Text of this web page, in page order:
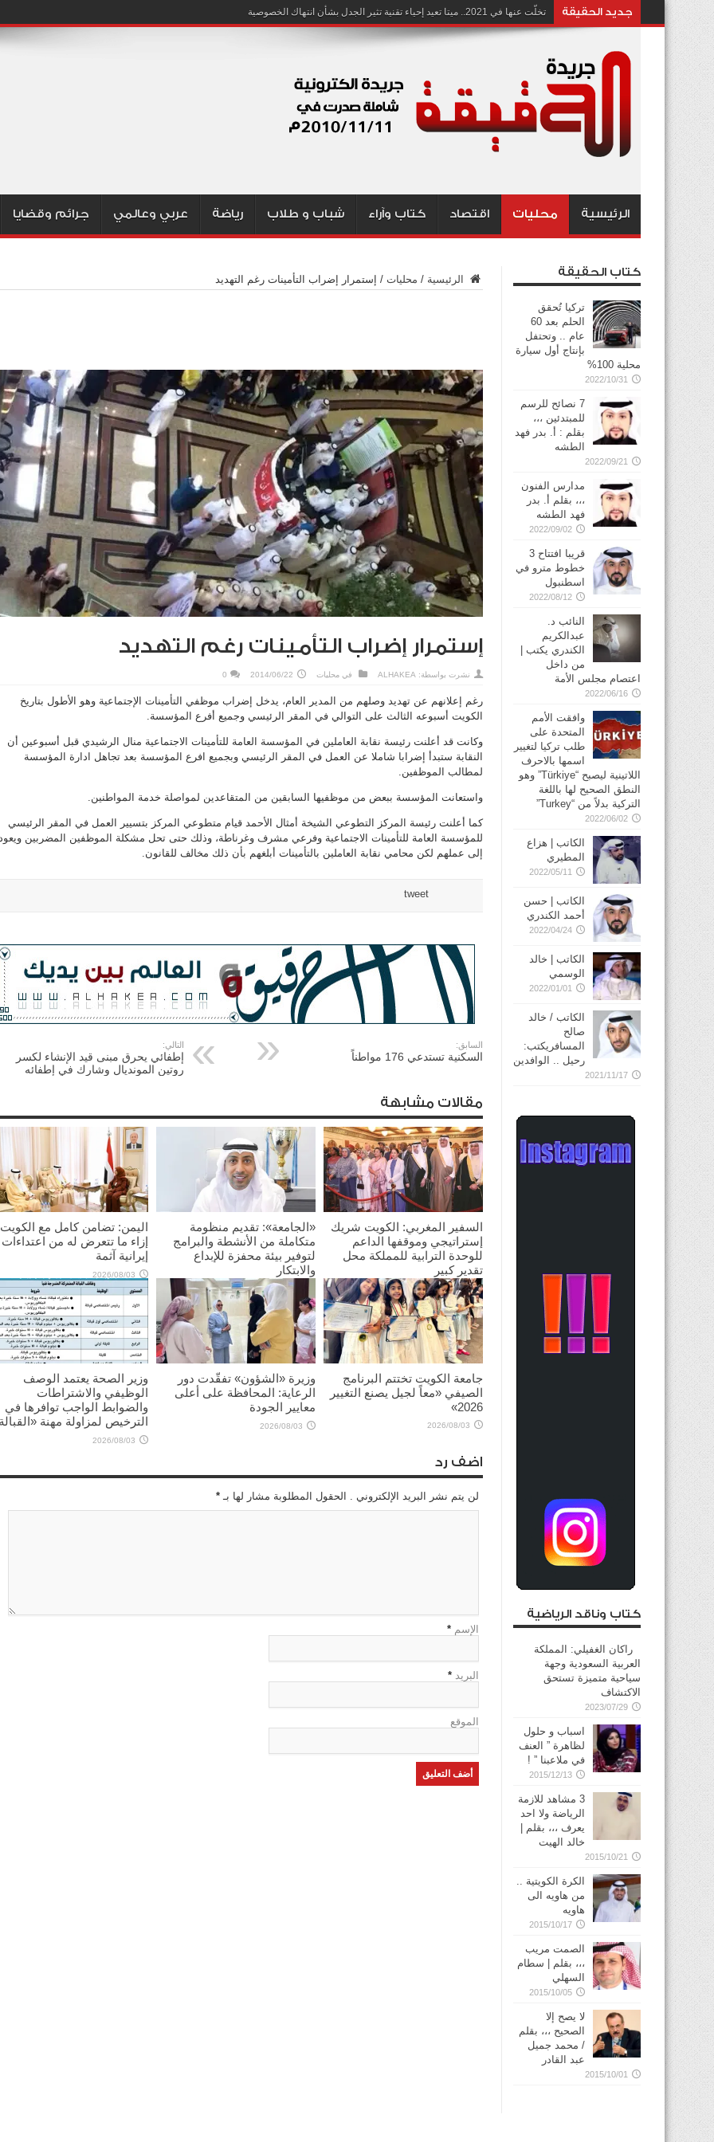
جديد الحقيقة تخلّت عنها في 2021.. ميتا تعيد إحياء تقنية تثير الجدل بشأن انتهاك الخصوصية
الرئيسية محليات اقتصاد كتاب وآراء شباب و طلاب رياضة عربي وعالمي جرائم وقضايا
الرئيسية / محليات / إستمرار إضراب التأمينات رغم التهديد
إستمرار إضراب التأمينات رغم التهديد
نشرت بواسطة: ALHAKEA في محليات 2014/06/22
0
رغم إعلانهم عن تهديد وصلهم من المدير العام، يدخل إضراب موظفي التأمينات الإجتماعية وهو الأطول بتاريخ
الكويت أسبوعه الثالث على التوالي في المقر الرئيسي وجميع أفرع المؤسسة.
وكانت قد أعلنت رئيسة نقابة العاملين في المؤسسة العامة للتأمينات الاجتماعية منال الرشيدي قبل أسبوعين أن
النقابة ستبدأ إضرابا شاملا عن العمل في المقر الرئيسي وبجميع افرع المؤسسة بعد تجاهل ادارة المؤسسة
لمطالب الموظفين.
واستعانت المؤسسة ببعض من موظفيها السابقين من المتقاعدين لمواصلة خدمة المواطنين.
كما أعلنت رئيسة المركز التطوعي الشيخة أمثال الأحمد قيام متطوعي المركز بتسيير العمل في المقر الرئيسي
للمؤسسة العامة للتأمينات الاجتماعية وفرعي مشرف وغرناطة، وذلك حتى تحل مشكلة الموظفين المضربين
إلى عملهم لكن محامي نقابة العاملين بالتأمينات أبلغهم بأن ذلك مخالف للقانون.
tweet
السابق:
السكنية تستدعي 176 مواطناً
التالي:
إطفائي يحرق مبنى قيد الإنشاء لكسر
روتين المونديال وشارك في إطفائه
مقالات مشابهة
السفير المغربي: الكويت شريك
إستراتيجي وموقفها الداعم
للوحدة الترابية للمملكة محل
تقدير كبير
2026/08/03
«الجامعة»: تقديم منظومة
متكاملة من الأنشطة والبرامج
لتوفير بيئة محفزة للإبداع
والابتكار
2026/08/03
اليمن: تضامن كامل مع الكويت
إزاء ما تتعرض له من اعتداءات
إيرانية آثمة
2026/08/03
جامعة الكويت تختتم البرنامج
الصيفي «معاً لجيل يصنع التغيير
2026»
2026/08/03
وزيرة «الشؤون» تفقّدت دور
الرعاية: المحافظة على أعلى
معايير الجودة
2026/08/03
وزير الصحة يعتمد الوصف
الوظيفي والاشتراطات
والضوابط الواجب توافرها في
الترخيص لمزاولة مهنة
2026/08/03
اضف رد
لن يتم نشر البريد الإلكتروني . الحقول المطلوبة مشار لها بـ *
الإسم *
البريد *
الموقع
كتاب الحقيقة
تركيا تُحقق
الحلم بعد 60
عام .. وتحتفل
بإنتاج أول سيارة
محلية 100%
2022/10/31
7 نصائح للرسم
للمبتدئين ،،،
بقلم : أ. بدر فهد
الطشه
2022/09/21
مدارس الفنون
،،، بقلم أ. بدر
فهد الطشه
2022/09/02
قريبا افتتاح 3
خطوط مترو في
2022/08/12
النائب د.
عبدالكريم
الكندري يكتب |
من داخل
اعتصام مجلس الأمة
2022/06/16
وافقت الأمم
المتحدة على
طلب تركيا لتغيير
اسمها بالاحرف
اللاتينية ليصبح “Türkiye” وهو
النطق الصحيح لها باللغة
التركية بدلاً من “Turkey”
2022/06/02
الكاتب | هزاع
المطيري
2022/05/11
الكاتب | حسن
أحمد الكندري
2022/04/24
الكاتب | خالد
الوسمي
2022/01/01
الكاتب / خالد
صالح
المسافريكتب:
رحيل .. الوافدين
2021/11/17
كتاب وناقد الرياضية
راكان الغفيلي: المملكة
العربية السعودية وجهة
سياحية متميزة تستحق
الاكتشاف
2023/07/29
اسباب و حلول
لظاهرة ” العنف
في ملاعبنا ” !
2015/12/13
3 مشاهد للازمة
الرياضة ولا احد
يعرف ،،، بقلم |
خالد الهيت
2015/10/21
الكرة الكويتية ..
من هاويه الى
هاويه
2015/10/17
الصمت مريب
،،، بقلم | سطام
السهلي
2015/10/05
لا يصح إلا
الصحيح ،،، بقلم
/ محمد جميل
عبد القادر
2015/10/01